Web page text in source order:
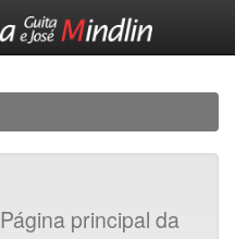
Página principal da